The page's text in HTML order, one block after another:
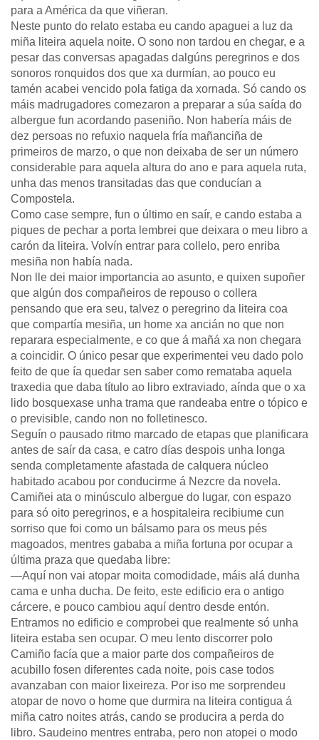
para a América da que viñeran.
Neste punto do relato estaba eu cando apaguei a luz da
miña liteira aquela noite. O sono non tardou en chegar, e a
pesar das conversas apagadas dalgúns peregrinos e dos
sonoros ronquidos dos que xa durmían, ao pouco eu
tamén acabei vencido pola fatiga da xornada. Só cando os
máis madrugadores comezaron a preparar a súa saída do
albergue fun acordando paseniño. Non habería máis de
dez persoas no refuxio naquela fría mañanciña de
primeiros de marzo, o que non deixaba de ser un número
considerable para aquela altura do ano e para aquela ruta,
unha das menos transitadas das que conducían a
Compostela.
Como case sempre, fun o último en saír, e cando estaba a
piques de pechar a porta lembrei que deixara o meu libro a
carón da liteira. Volvín entrar para collelo, pero enriba
mesiña non había nada.
Non lle dei maior importancia ao asunto, e quixen supoñer
que algún dos compañeiros de repouso o collera
pensando que era seu, talvez o peregrino da liteira coa
que compartía mesiña, un home xa ancián no que non
reparara especialmente, e co que á mañá xa non chegara
a coincidir. O único pesar que experimentei veu dado polo
feito de que ía quedar sen saber como remataba aquela
traxedia que daba título ao libro extraviado, aínda que o xa
lido bosquexase unha trama que randeaba entre o tópico e
o previsible, cando non no folletinesco.
Seguín o pausado ritmo marcado de etapas que planificara
antes de saír da casa, e catro días despois unha longa
senda completamente afastada de calquera núcleo
habitado acabou por conducirme á Nezcre da novela.
Camiñei ata o minúsculo albergue do lugar, con espazo
para só oito peregrinos, e a hospitaleira recibiume cun
sorriso que foi como un bálsamo para os meus pés
magoados, mentres gababa a miña fortuna por ocupar a
última praza que quedaba libre:
—Aquí non vai atopar moita comodidade, máis alá dunha
cama e unha ducha. De feito, este edificio era o antigo
cárcere, e pouco cambiou aquí dentro desde entón.
Entramos no edificio e comprobei que realmente só unha
liteira estaba sen ocupar. O meu lento discorrer polo
Camiño facía que a maior parte dos compañeiros de
acubillo fosen diferentes cada noite, pois case todos
avanzaban con maior lixeireza. Por iso me sorprendeu
atopar de novo o home que durmira na liteira contigua á
miña catro noites atrás, cando se producira a perda do
libro. Saudeino mentres entraba, pero non atopei o modo